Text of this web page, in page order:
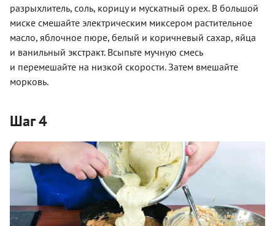
разрыхлитель, соль, корицу и мускатный орех. В большой
миске смешайте электрическим миксером растительное
масло, яблочное пюре, белый и коричневый сахар, яйца
и ванильный экстракт. Всыпьте мучную смесь
и перемешайте на низкой скорости. Затем вмешайте
морковь.­
Шаг 4